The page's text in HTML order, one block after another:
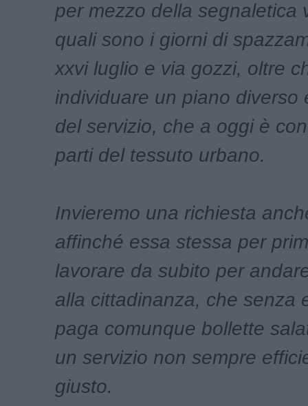
per mezzo della segnaletica
quali sono i giorni di
xxvi luglio e via gozzi, oltre
individuare un piano diverso
del servizio, che a oggi è
parti del tessuto urbano.
Invieremo una richiesta
affinché essa stessa per
lavorare da subito per
alla cittadinanza, che senza
paga comunque bollette
un servizio non sempre
giusto.